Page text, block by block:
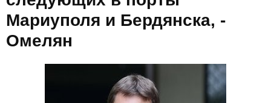
Мариуполя и Бердянска, -
Омелян